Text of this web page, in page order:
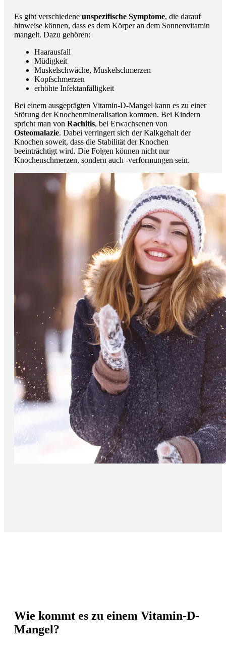
Es gibt verschiedene unspezifische Symptome, die darauf
hinweise können, dass es dem Körper an dem Sonnenvitamin
mangelt. Dazu gehören:
Haarausfall
Müdigkeit
Muskelschwäche, Muskelschmerzen
Kopfschmerzen
erhöhte Infektanfälligkeit
Bei einem ausgeprägten Vitamin-D-Mangel kann es zu einer
Störung der Knochenmineralisation kommen. Bei Kindern
spricht man von Rachitis, bei Erwachsenen von
Osteomalazie. Dabei verringert sich der Kalkgehalt der
Knochen soweit, dass die Stabilität der Knochen
beeinträchtigt wird. Die Folgen können nicht nur
Knochenschmerzen, sondern auch -verformungen sein.
Wie kommt es zu einem Vitamin-D-
Mangel?